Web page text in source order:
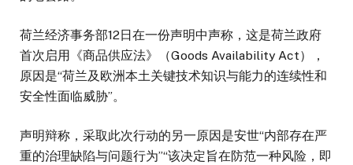
荷兰经济事务部12日在一份声明中声称，这是荷兰政府
首次启用《商品供应法》（Goods Availability Act），
原因是“荷兰及欧洲本土关键技术知识与能力的连续性和
安全性面临威胁”。
声明辩称，采取此次行动的另一原因是安世“内部存在严
重的治理缺陷与问题行为”“该决定旨在防范一种风险，即